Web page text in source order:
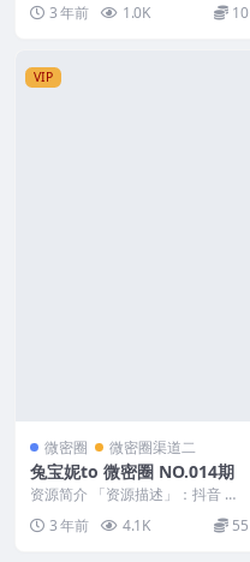
香车美臀 [24P2V...
3 年前 1.0K 10
VIP
微密圈 微密圈渠道二
兔宝妮to 微密圈 NO.014期
资源简介 「资源描述」：抖音 兔
宝妮to 微密圈 NO.014期 【32P2
V】...3 年前 4.1K 55